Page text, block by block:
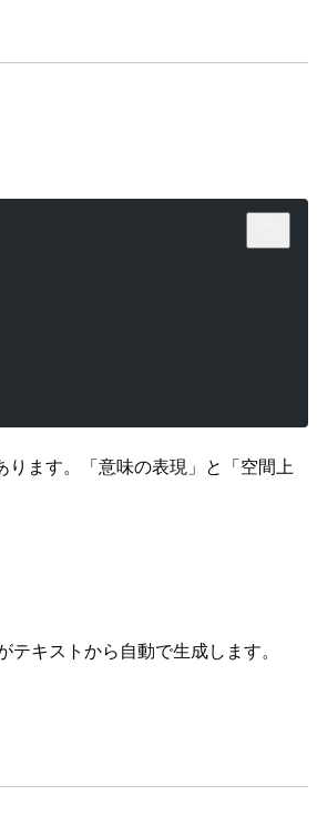
ます。「意味の表現」と「空間上
キストから自動で生成します。